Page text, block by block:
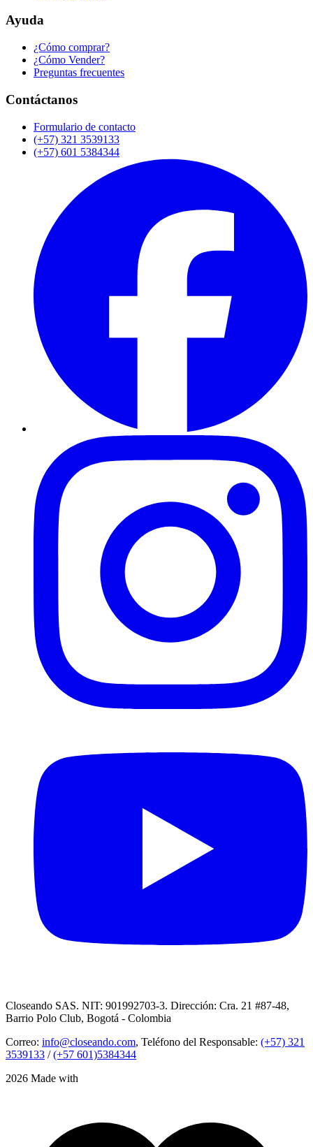
Ayuda
¿Cómo comprar?
¿Cómo Vender?
Preguntas frecuentes
Contáctanos
Formulario de contacto
(+57) 321 3539133
(+57) 601 5384344
Closeando SAS. NIT: 901992703-3. Dirección: Cra. 21 #87-48,
Barrio Polo Club, Bogotá - Colombia
Correo: info@closeando.com, Teléfono del Responsable: (+57) 321
3539133 /(+57 601)5384344
2026 Made with